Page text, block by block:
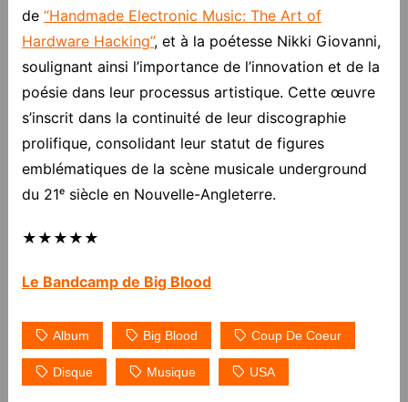
de “Handmade Electronic Music: The Art of
Hardware Hacking”, et à la poétesse Nikki Giovanni,
soulignant ainsi l’importance de l’innovation et de la
poésie dans leur processus artistique. Cette œuvre
s’inscrit dans la continuité de leur discographie
prolifique, consolidant leur statut de figures
emblématiques de la scène musicale underground
du 21ᵉ siècle en Nouvelle-Angleterre.
★★★★★
Le Bandcamp de Big Blood
Album Big Blood Coup De Coeur
Disque Musique USA